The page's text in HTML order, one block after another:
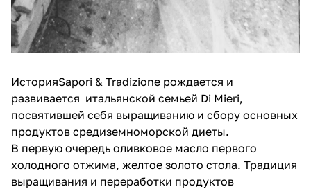
ИсторияSapori & Tradizione рождается и
развивается итальянской семьей Di Mieri,
посвятившей себя выращиванию и сбору основных
продуктов средиземноморской диеты.
В первую очередь оливковое масло первого
холодного отжима, желтое золото стола. Традиция
выращивания и переработки продуктов